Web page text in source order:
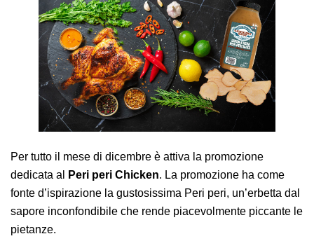
AREA AGENTI
Per tutto il mese di dicembre è attiva la promozione
dedicata al
Peri peri Chicken. La promozione ha come
fonte d’ispirazione la gustosissima Peri peri, un’erbetta dal
sapore inconfondibile che rende piacevolmente piccante le
pietanze.